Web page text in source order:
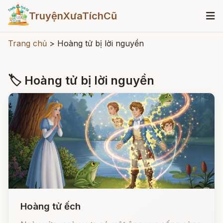
TruyệnXưaTíchCũ
Trang chủ > Hoàng tử bị lời nguyền
🏷 Hoàng tử bị lời nguyền
Hoàng tử ếch